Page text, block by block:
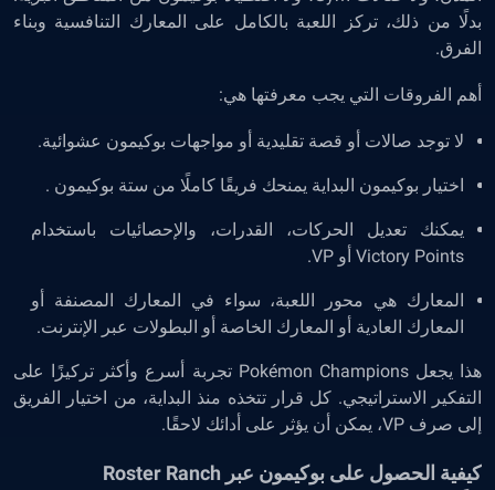
بدلًا من ذلك، تركز اللعبة بالكامل على المعارك التنافسية وبناء
الفرق.
أهم الفروقات التي يجب معرفتها هي:
لا توجد صالات أو قصة تقليدية أو مواجهات بوكيمون عشوائية.
اختيار بوكيمون البداية يمنحك فريقًا كاملًا من ستة بوكيمون .
يمكنك تعديل الحركات، القدرات، والإحصائيات باستخدام
Victory Points أو VP.
المعارك هي محور اللعبة، سواء في المعارك المصنفة أو
المعارك العادية أو المعارك الخاصة أو البطولات عبر الإنترنت.
هذا يجعل Pokémon Champions تجربة أسرع وأكثر تركيزًا على
التفكير الاستراتيجي. كل قرار تتخذه منذ البداية، من اختيار الفريق
إلى صرف VP، يمكن أن يؤثر على أدائك لاحقًا.
كيفية الحصول على بوكيمون عبر Roster Ranch